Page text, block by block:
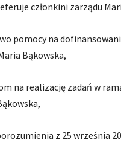
członkini zarządu
pomocy na
Bąkowska,
na realizację zadań w
z 25 września